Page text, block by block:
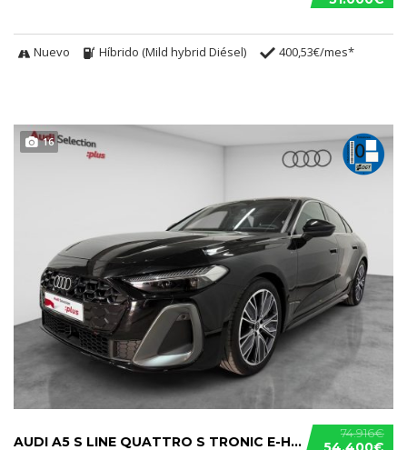
Nuevo Híbrido (Mild hybrid Diésel) 400,53€/mes*
16
74.916€
AUDI A5 S LINE QUATTRO S TRONIC E-HYBRID